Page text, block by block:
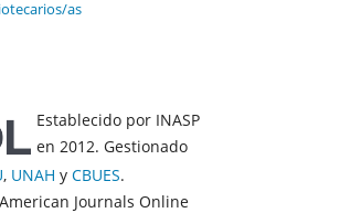
as
Establecido por INASP
en 2012. Gestionado
, UNAH y CBUES.
Journals Online